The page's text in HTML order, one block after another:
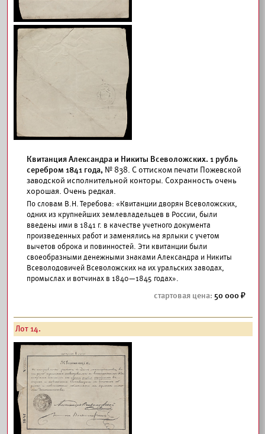
Квитанция Александра и Никиты Всеволожских. 1 рубль
серебром 1841 года, № 838. С оттиском печати Пожевской
заводской исполнительной конторы. Сохранность очень
хорошая. Очень редкая.
По словам В.Н. Теребова: «Квитанции дворян Всеволожских,
одних из крупнейших землевладельцев в России, были
введены ими в 1841 г. в качестве учетного документа
произведенных работ и заменялись на ярлыки с учетом
вычетов оброка и повинностей. Эти квитанции были
своеобразными денежными знаками Александра и Никиты
Всеволодовичей Всеволожских на их уральских заводах,
промыслах и вотчинах в 1840—1845 годах».
50 000
Лот 14.